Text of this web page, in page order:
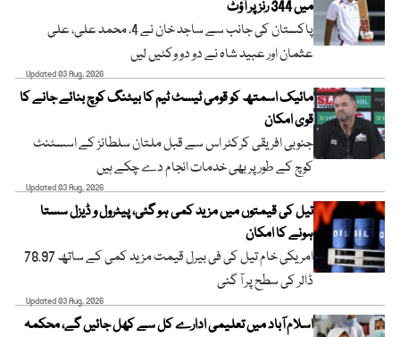
میں 344 رنز پر آؤٹ
پاکستان کی جانب سے ساجد خان نے 4، محمد علی، علی
عثمان اور عبید شاہ نے دو دو وکٹیں لیں
Updated 03 Aug, 2026
مائیک اسمتھ کو قومی ٹیسٹ ٹیم کا بیٹنگ کوچ بنائے جانے کا
قوی امکان
جنوبی افریقی کرکٹر اس سے قبل ملتان سلطانز کے اسسٹنٹ
کوچ کے طور پر بھی خدمات انجام دے چکے ہیں
Updated 03 Aug, 2026
تیل کی قیمتوں میں مزید کمی ہو گئی، پیٹرول و ڈیزل سستا
ہونے کا امکان
امریکی خام تیل کی فی بیرل قیمت مزید کمی کے ساتھ 78.97
ڈالر کی سطح پر آ گئی
Updated 03 Aug, 2026
اسلام آباد میں تعلیمی ادارے کل سے کھل جائیں گے، محکمہ